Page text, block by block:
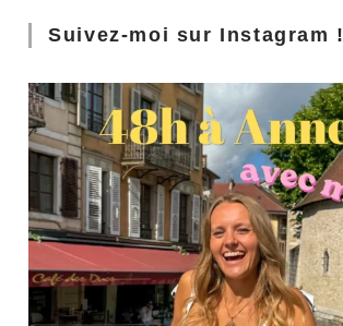
Suivez-moi sur Instagram !